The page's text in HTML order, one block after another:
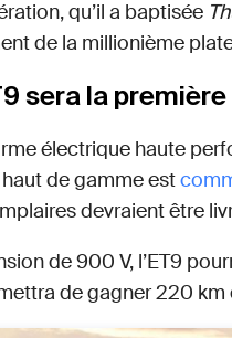
qu’il a baptisée
de la millionième
sera la
électrique haute
de gamme est
devraient être
de 900 V, l’ET9
de gagner 220